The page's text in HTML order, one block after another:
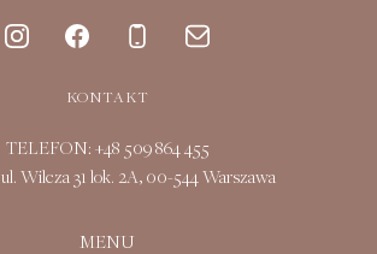
MENU
KONTAKT
TELEFON: +48 509 864 455
ul. Wilcza 31 lok. 2A, 00-544 Warszawa